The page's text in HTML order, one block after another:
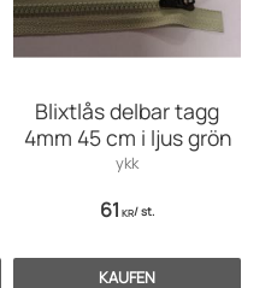
Blixtlås delbar tagg
4mm 45 cm i ljus grön
ykk
61 KR/st.
KAUFEN